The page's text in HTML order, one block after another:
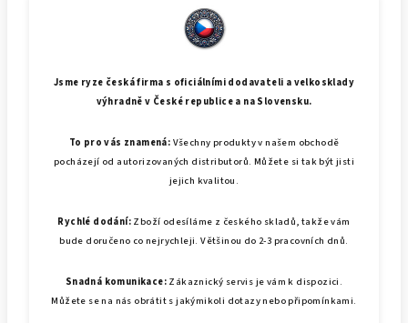
Jsme ryze česká firma s oficiálními dodavateli a velkosklady
výhradně v České republice a na Slovensku.
To pro vás znamená: Všechny produkty v našem obchodě
pocházejí od autorizovaných distributorů. Můžete si tak být jisti
jejich kvalitou.
Rychlé dodání: Zboží odesíláme z českého skladů, takže vám
bude doručeno co nejrychleji. Většinou do 2-3 pracovních dnů.
Snadná komunikace: Zákaznický servis je vám k dispozici.
Můžete se na nás obrátit s jakýmikoli dotazy nebo připomínkami.